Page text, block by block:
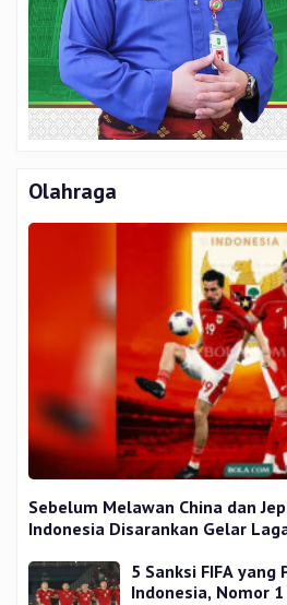
Olahraga
Sebelum Melawan China dan
Indonesia Disarankan Gelar
5 Sanksi FIFA
Indonesia, Nomor